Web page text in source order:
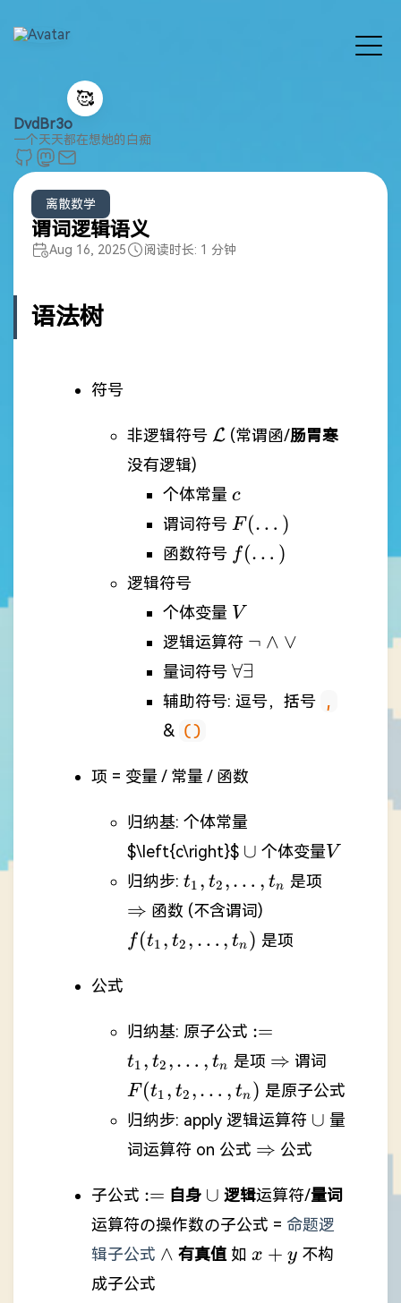
🥰
DvdBr3o
一个天天都在想她的白痴
离散数学
谓词逻辑语义
Aug 16, 2025 阅读时长: 1 分钟
语法树
符号
非逻辑符号 \mathcal{L}
L (常谓函/肠胃寒
没有逻辑)
个体常量 c
c
谓词符号 F(\dots)
F (… )
函数符号 f(\dots)
f(… )
逻辑符号
个体变量 V
V
逻辑运算符 \neg
\land
\lor
¬ ∧ ∨
量词符号 \forall
\exists
∀∃
辅助符号: 逗号，括号
,
& ()
项 = 变量 / 常量 / 函数
归纳基: 个体常量
$\left{c\right}$ \cup
∪ 个体变量V
V
归纳步: t_{1},
t_{2},
\dots,t_{n}
t1 , t2 ,… , tn 是项
⇒ 函数 (不含谓词)
t_{2},
\dots,t_{n})
f(t1 , t2 , … , tn ) 是项
公式
归纳基: 原子公式 :=
:=
t_{2},
\dots,t_{n}
t1 , t2 ,… , tn 是项 \Rightarrow
⇒ 谓词
t_{2},
F (t1 , t2 ,… , tn ) 是原子公式
归纳步: apply 逻辑运算符 \cup
∪ 量
词运算符 on 公式 \Rightarrow
⇒ 公式
子公式 :=
:= 自身 \cup
∪ 逻辑运算符/量词
运算符の操作数の子公式 = 命题逻
辑子公式 \land
∧ 有真值 如 x+y
x + y 不构
成子公式